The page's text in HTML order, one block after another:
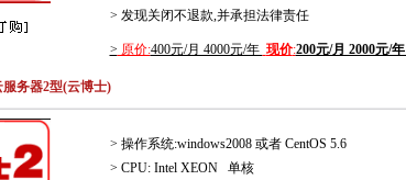
> 发现关闭不退款,并承担法律责任
> 原价:400元/月 4000元/年 现价:200元/月 2000元/
务器2型(云博士)
> 操作系统:windows2008 或者 CentOS 5.6
> CPU: Intel XEON 单核